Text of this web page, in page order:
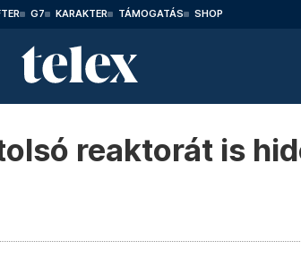
G7 KARAKTER TÁMOGATÁS SHOP
reaktorát is